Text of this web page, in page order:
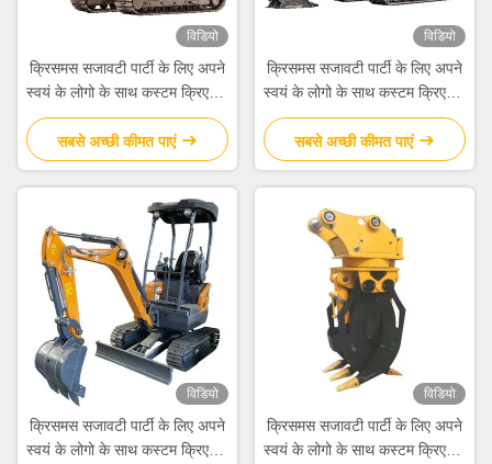
during long sessions. Highly r
विडियो
क्रिसमस सजावटी पार्टी के लिए अपने
स्वयं के लोगो के साथ कस्टम क्रिएटिव
गुडी क्रिसमस क्राफ्ट पेपर उपहार बैग
सबसे अच्छी कीमत पाएं
विडियो
क्रिसमस सजावटी पार्टी के लिए अपने
स्वयं के लोगो के साथ कस्टम क्रिएटिव
गुडी क्रिसमस क्राफ्ट पेपर उपहार बैग
सबसे अच्छी कीमत पाएं
विडियो
क्रिसमस सजावटी पार्टी के लिए अपने
स्वयं के लोगो के साथ कस्टम क्रिएटिव
विडियो
क्रिसमस सजावटी पार्टी के लिए अपने
स्वयं के लोगो के साथ कस्टम क्रिएटिव